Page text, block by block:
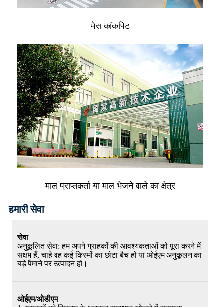
मेस कॉकपिट
माल प्राप्तकर्ता या माल भेजने वाले का क्षेत्र
हमारी सेवा
सेवा
अनुकूलित सेवा: हम अपने ग्राहकों की आवश्यकताओं को पूरा करने में
सक्षम हैं, चाहे वह कई किस्मों का छोटा बैच हो या ओईएम अनुकूलन का
बड़े पैमाने पर उत्पादन हो।
ओईएम/ओडीएम